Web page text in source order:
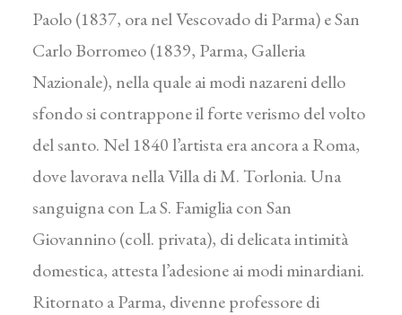
Paolo (1837, ora nel Vescovado di Parma) e San
Carlo Borromeo (1839, Parma, Galleria
Nazionale), nella quale ai modi nazareni dello
sfondo si contrappone il forte verismo del volto
del santo. Nel 1840 l’artista era ancora a Roma,
dove lavorava nella Villa di M. Torlonia. Una
sanguigna con La S. Famiglia con San
Giovannino (coll. privata), di delicata intimità
domestica, attesta l’adesione ai modi minardiani.
Ritornato a Parma, divenne professore di